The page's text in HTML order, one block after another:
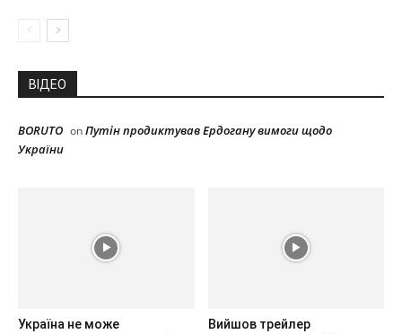
ВІДЕО
BORUTO onПутін продиктував Ердогану вимоги щодо
України
Україна не може
Вийшов трейлер